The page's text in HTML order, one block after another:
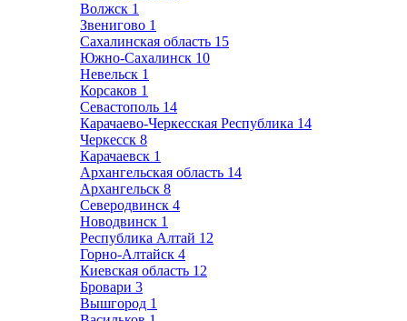
Волжск 1
Звенигово 1
Сахалинская область 15
Южно-Сахалинск 10
Невельск 1
Корсаков 1
Севастополь 14
Карачаево-Черкесская Республика 14
Черкесск 8
Карачаевск 1
Архангельская область 14
Архангельск 8
Северодвинск 4
Новодвинск 1
Республика Алтай 12
Горно-Алтайск 4
Киевская область 12
Бровари 3
Вышгород 1